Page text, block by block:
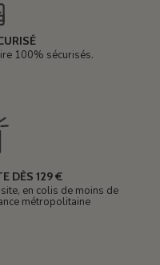
100% sécurisés.
DÈS 129 €
en colis de moins de
métropolitaine